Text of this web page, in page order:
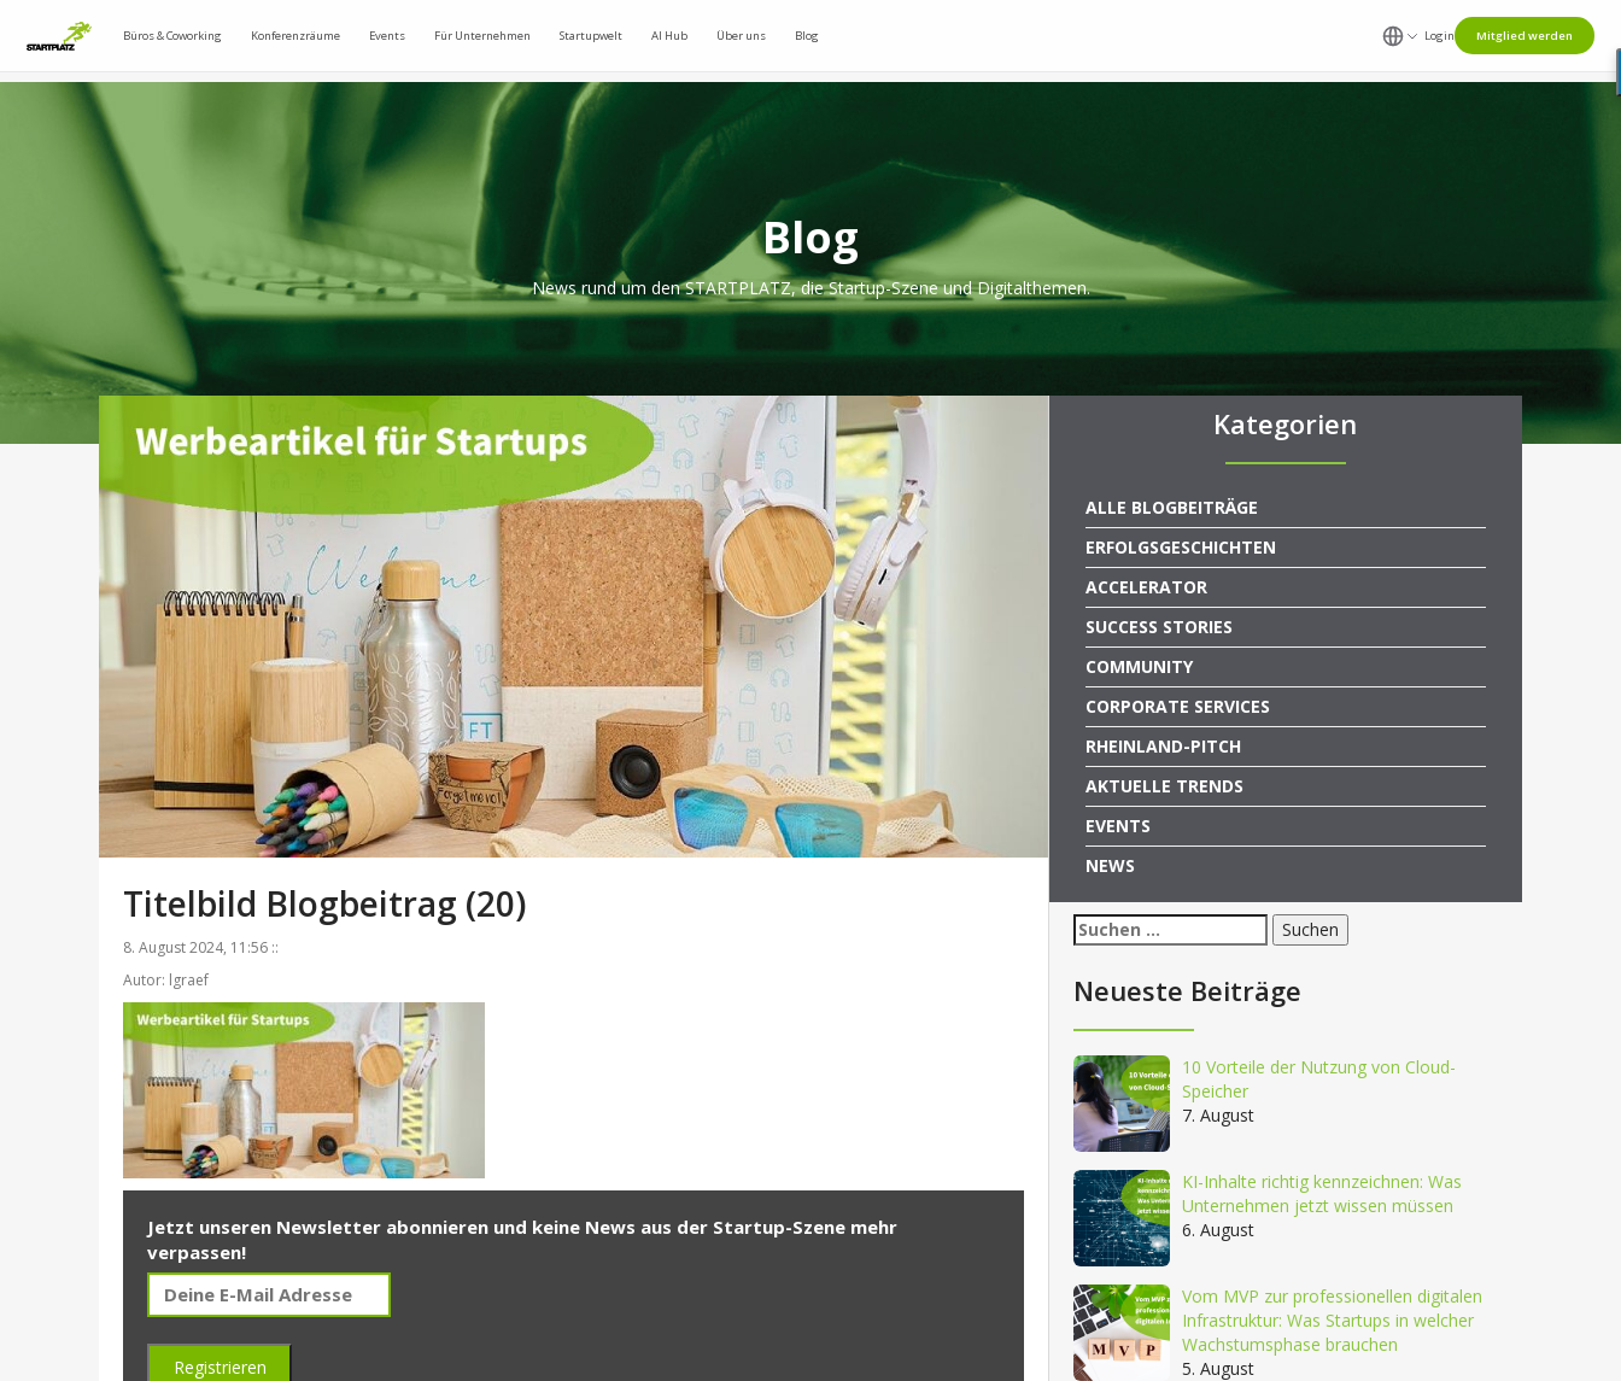
Büros & Coworking Konferenzräume Events Für Unternehmen Startupwelt AI Hub Über uns Blog Login Mitglied werden
Blog
News rund um den STARTPLATZ, die Startup-Szene und Digitalthemen.
Titelbild Blogbeitrag (20)
8. August 2024, 11:56 ::
Autor: lgraef
Jetzt unseren Newsletter abonnieren und keine News aus der Startup-Szene mehr
verpassen!
Kategorien
ALLE BLOGBEITRÄGE
ERFOLGSGESCHICHTEN
ACCELERATOR
SUCCESS STORIES
COMMUNITY
CORPORATE SERVICES
RHEINLAND-PITCH
AKTUELLE TRENDS
EVENTS
NEWS
Suchen
nach:
Neueste Beiträge
10 Vorteile der Nutzung von Cloud-
Speicher
7. August
KI-Inhalte richtig kennzeichnen: Was
Unternehmen jetzt wissen müssen
6. August
Vom MVP zur professionellen digitalen
Infrastruktur: Was Startups in welcher
Wachstumsphase brauchen
5. August